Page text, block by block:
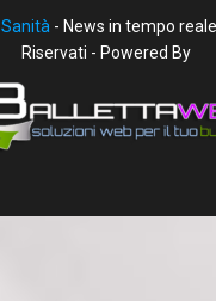
- News in tempo
Riservati - Powered By